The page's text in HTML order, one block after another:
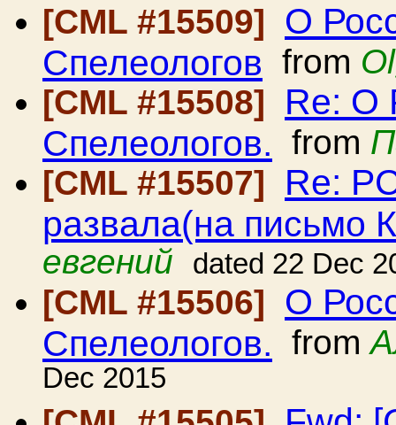
[CML #15509] О
Спелеологов from
[CML #15508]
Re: О
Спелеологов. from
[CML #15507]
Re:
развала(на письмо
евгений
dated 22 Dec
[CML #15506] О
Спелеологов. from
Dec 2015